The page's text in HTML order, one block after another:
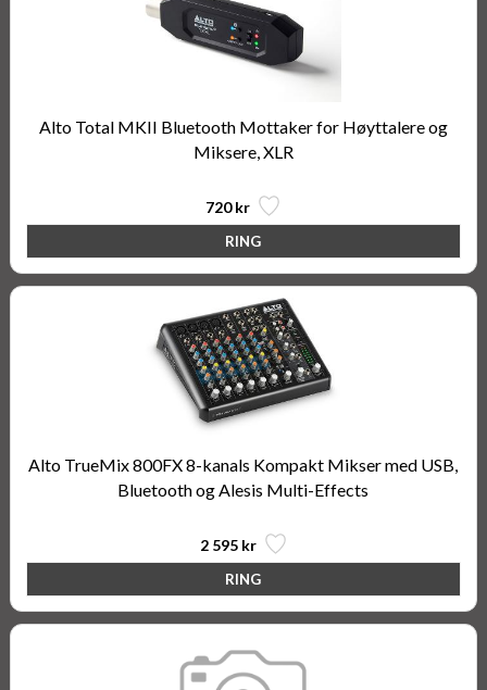
Alto Total MKII Bluetooth Mottaker for Høyttalere og
Miksere, XLR
720 kr
Alto TrueMix 800FX 8-kanals Kompakt Mikser med USB,
Bluetooth og Alesis Multi-Effects
2 595 kr